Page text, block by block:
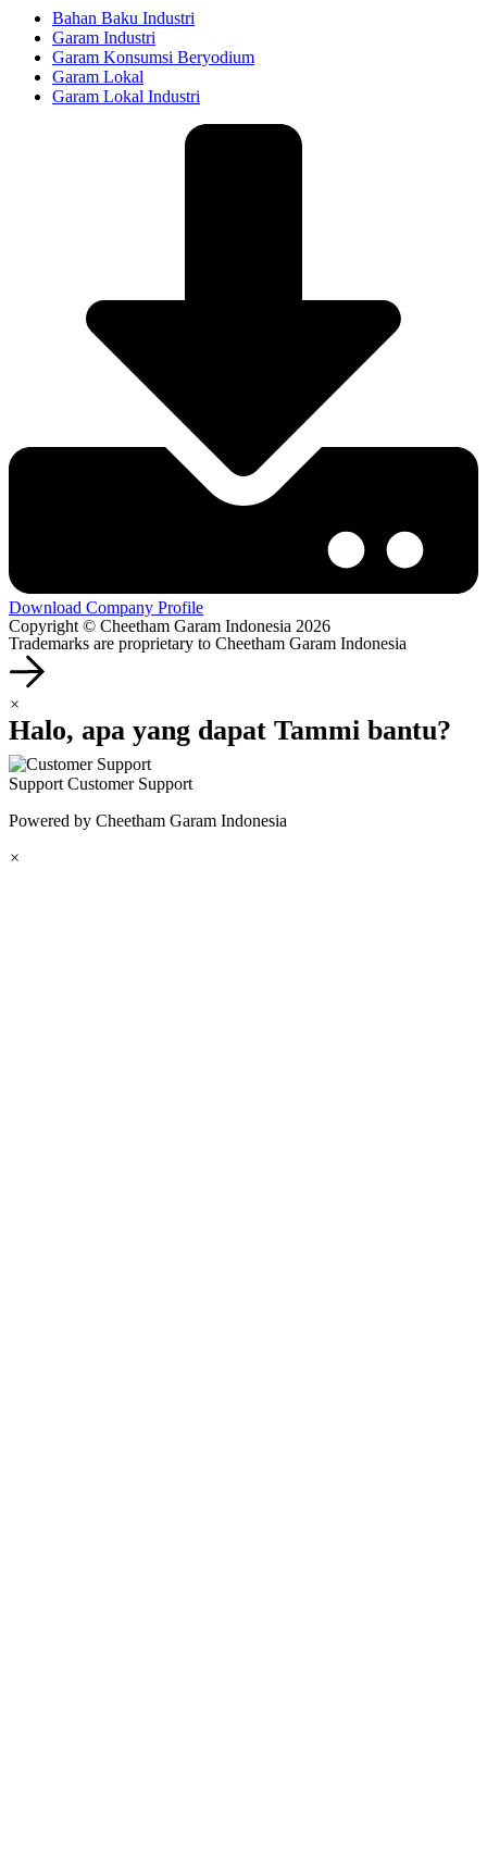
Bahan Baku Industri
Garam Industri
Garam Konsumsi Beryodium
Garam Lokal
Garam Lokal Industri
Download Company Profile
Copyright © Cheetham Garam Indonesia 2026
Trademarks are proprietary to Cheetham Garam Indonesia
×
Halo, apa yang dapat Tammi bantu?
Support Customer Support
Powered by Cheetham Garam Indonesia
×